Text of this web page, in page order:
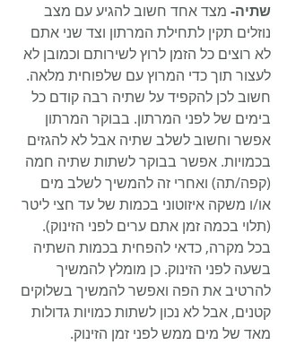
שתיה- מצד אחד חשוב להגיע עם מצב
נוזלים תקין לתחילת המרתון וצד שני אתם
לא רוצים כל הזמן לרוץ לשירותם וכמובן לא
לעצור תוך כדי המרוץ עם שלפוחית מלאה.
חשוב לכן להקפיד על שתיה רבה קודם כל
בימים של לפני המרתון. בבוקר המרתון
אפשר וחשוב לשלב שתיה אבל לא להגזים
בכמויות. אפשר בבוקר לשתות שתיה חמה
(קפה/תה) ואחרי זה להמשיך לשלב מים
או/ו משקה איזוטוני בכמות של עד חצי ליטר
(תלוי בכמה זמן אתם ערים לפני הזינוק).
בכל מקרה, כדאי להפחית בכמות השתיה
בשעה לפני הזינוק. כן מומלץ להמשיך
להרטיב את הפה ואפשר להמשיך בשלוקים
קטנים, אבל לא נכון לשתות כמויות גדולות
מאד של מים ממש לפני זמן הזינוק.